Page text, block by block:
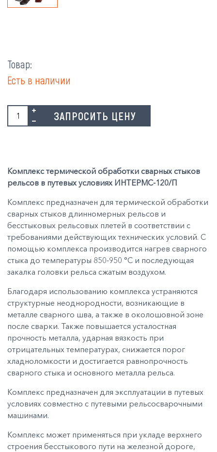
Товар:
Есть в наличии
ЗАПРОСИТЬ ЦЕНУ
Комплекс термической обработки сварных стыков
рельсов в путевых условиях ИНТЕРМС-120/П
Комплекс предназначен для термической обработки
сварных стыков длинномерных рельсов и
бесстыковых рельсовых плетей в соответствии с
требованиями действующих технических условий. С
помощью комплекса производится нагрев сварного
стыка до температуры 850-950 °С и последующая
закалка головки рельса сжатым воздухом.
Благодаря использованию комплекса устраняются
структурные неоднородности, возникающие в
металле сварного шва, а также в околошовной зоне
после сварки. Также повышается усталостная
прочность металла, ударная вязкость при
отрицательных температурах, снижается порог
хладноломкости и достигается равнопрочность
сварного стыка и основного металла рельса.
Комплекс предназначен для эксплуатации в путевых
условиях совместно с путевыми рельсосварочными
машинами.
Комплекс может применяться при укладе верхнего
строения бесстыкового пути на железной дороге,